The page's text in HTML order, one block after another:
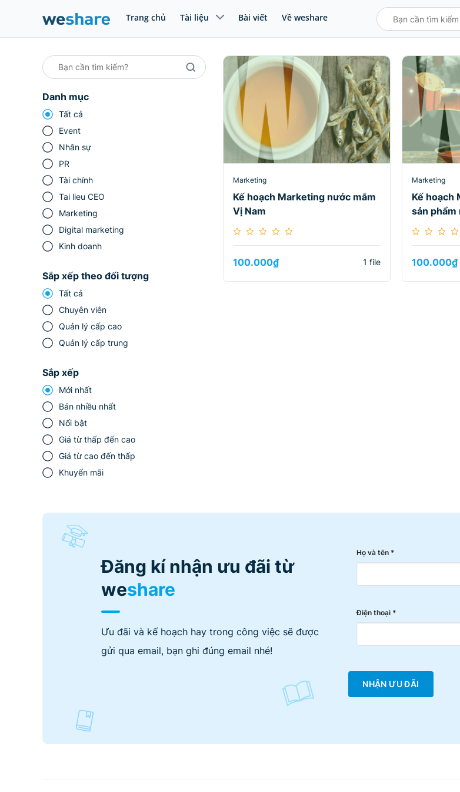
Trang chủ Tài liệu Bài viết Về weshare
Danh mục
Tất cả
Event
Nhân sự
PR
Tài chính
Tai lieu CEO
Marketing
Digital marketing
Kinh doanh
Sắp xếp theo đối tượng
Tất cả
Chuyên viên
Quản lý cấp cao
Quản lý cấp trung
Sắp xếp
Mới nhất
Bán nhiều nhất
Nổi bật
Giá từ thấp đến cao
Giá từ cao đến thấp
Khuyến mãi
Marketing
Kế hoạch Marketing nước mắm
Vị Nam
100.000₫ 1 file
Marketing
Kế hoạch
sản phẩm
100.000₫
Đăng kí nhận ưu đãi từ
weshare
Ưu đãi và kế hoạch hay trong công việc sẽ được
gửi qua email, bạn ghi đúng email nhé!
Họ và tên *
Điện thoại *
NHẬN ƯU ĐÃI